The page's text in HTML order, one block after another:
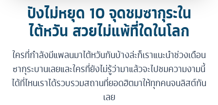
ปังไม่หยุด 10 จุดชมซากุระใน
ไต้หวัน สวยไม่แพ้ที่ใดในโลก
ใครที่กำลังมีแพลนมาไต้หวันกันบ้างล่ะก็เราแนะนำช่วงเดือน
ซากุระบานเลยและใครที่ยังไม่รู้ว่ามาแล้วจะไปชมความงามนี้
ได้ที่ไหนเราได้รวบรวมสถานที่ยอดฮิตมาให้ทุกคนจนลิสต์กัน
เลย